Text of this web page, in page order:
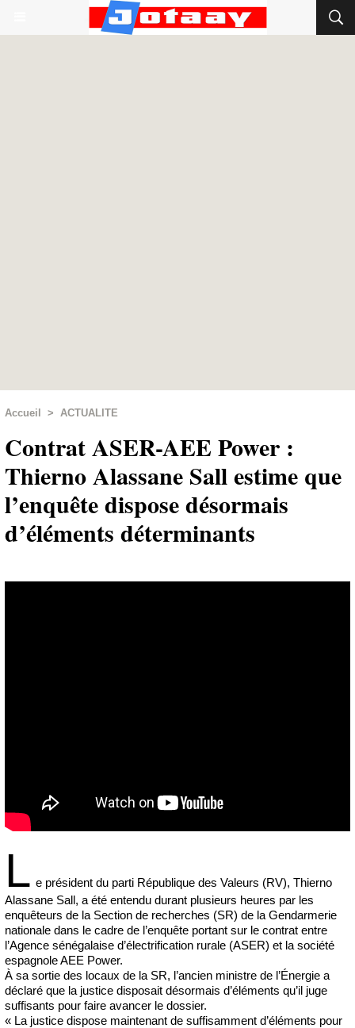
Accueil > ACTUALITE
Contrat ASER-AEE Power :
Thierno Alassane Sall estime que
l’enquête dispose désormais
d’éléments déterminants
L e président du parti République des Valeurs (RV), Thierno
Alassane Sall, a été entendu durant plusieurs heures par les
enquêteurs de la Section de recherches (SR) de la Gendarmerie
nationale dans le cadre de l’enquête portant sur le contrat entre
l’Agence sénégalaise d’électrification rurale (ASER) et la société
espagnole AEE Power.
À sa sortie des locaux de la SR, l’ancien ministre de l’Énergie a
déclaré que la justice disposait désormais d’éléments qu’il juge
suffisants pour faire avancer le dossier.
« La justice dispose maintenant de suffisamment d’éléments pour